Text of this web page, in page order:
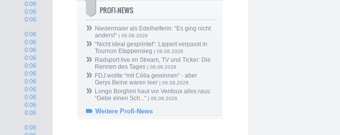
0:06
0:06
0:06
0:06
0:06
0:06
0:06
0:06
0:06
0:06
0:06
0:06
0:06
0:06
0:06
PROFI-NEWS
Niedermaier als Edelhelferin: “Es ging nicht
anders!“ | 06.08.2026
“Nicht ideal gesprintet“: Lippert verpasst in
Tournon Etappensieg | 06.08.2026
Radsport live im Stream, TV und Ticker: Die
Rennen des Tages | 06.08.2026
FDJ wollte “mit Célia gewinnen“ - aber
Gerys Beine waren leer | 06.08.2026
Longo Borghini haut vor Ventoux alles raus:
“Gebe einen Sch...“ | 06.08.2026
Weitere Profi-News